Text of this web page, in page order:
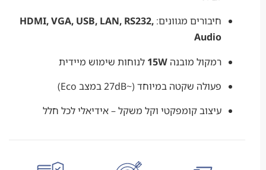
חיבורים מגוונים:HDMI, VGA, USB, LAN, RS232,
רמקול מובנה15Wלנוחות שימוש מיידית
פעולה שקטה במיוחד (~27dB במצב Eco)
עיצוב קומפקטי וקל משקל – אידיאלי לכל חלל